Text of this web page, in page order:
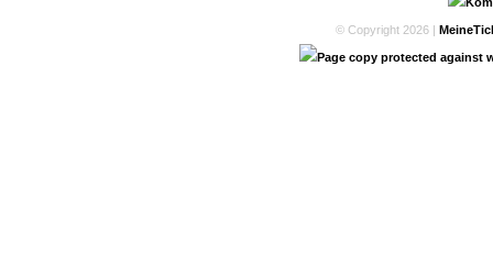
© Copyright 2026 |